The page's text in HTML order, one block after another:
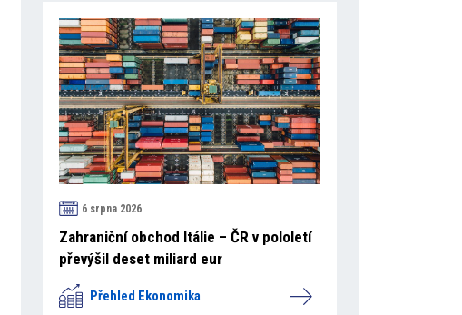
6 srpna 2026
Zahraniční obchod Itálie – ČR v pololetí
převýšil deset miliard eur
Přehled Ekonomika